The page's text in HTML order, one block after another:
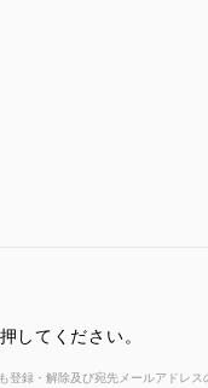
してください。
録・解除及び宛先メールアドレス